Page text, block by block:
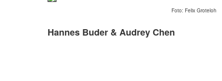
Foto: Felix Groteloh
Hannes Buder & Audrey Chen